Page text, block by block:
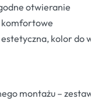
otwieranie
komfortowe
kolor do
montażu –